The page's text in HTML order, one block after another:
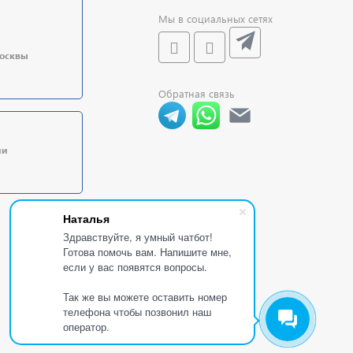
Наталья
Здравствуйте, я умный чатбот!
Готова помочь вам. Напишите мне,
если у вас появятся вопросы.
Так же вы можете оставить номер
телефона чтобы позвонил наш
оператор.
Мы в социальных сетях
Обратная связь